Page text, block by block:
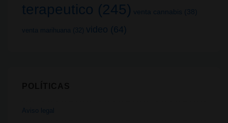
terapeutico (245) venta cannabis (38)
venta marihuana (32) video (64)
Aviso legal